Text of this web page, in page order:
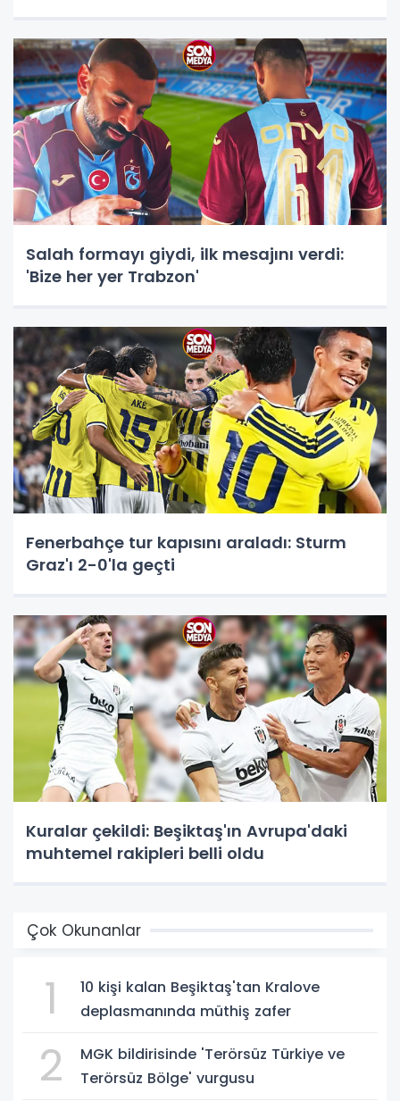
Salah formayı giydi, ilk mesajını verdi:
'Bize her yer Trabzon'
Fenerbahçe tur kapısını araladı: Sturm
Graz'ı 2-0'la geçti
Kuralar çekildi: Beşiktaş'ın Avrupa'daki
muhtemel rakipleri belli oldu
Çok Okunanlar
1
10 kişi kalan Beşiktaş'tan Kralove
deplasmanında müthiş zafer
2
MGK bildirisinde 'Terörsüz Türkiye ve
Terörsüz Bölge' vurgusu